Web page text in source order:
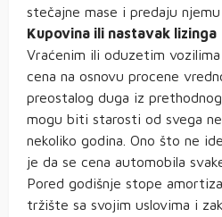
stečajne mase i predaju njemu
Kupovina ili nastavak lizinga
Vraćenim ili oduzetim
cena na osnovu procene
preostalog duga iz
mogu biti starosti od svega
nekoliko godina. Ono što ne
je da se cena automobila
Pored godišnje stope
tržište sa svojim uslovima i